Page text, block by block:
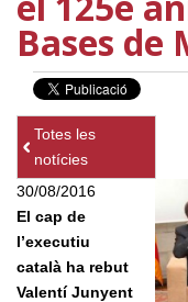
Bases de
Totes les
notícies
30/08/2016
El cap de
l’executiu
català ha rebut
Valentí Junyent